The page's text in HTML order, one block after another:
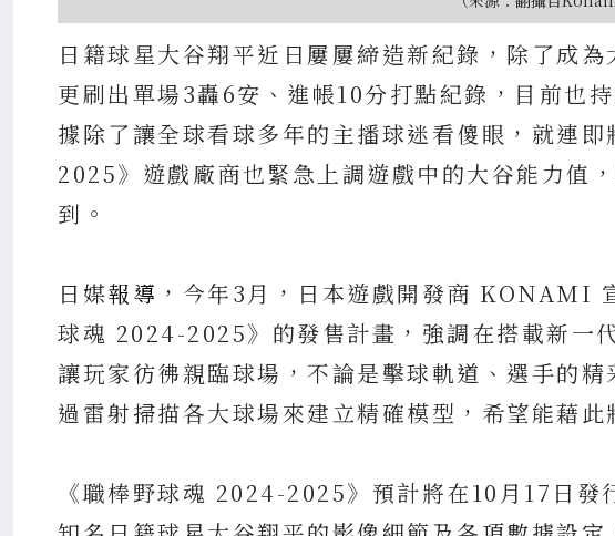
日籍球星大谷翔平近日屢屢締造新紀錄，除了成
更刷出單場3轟6安、進帳10分打點紀錄，目前也
據除了讓全球看球多年的主播球迷看傻眼，就連
2025》遊戲廠商也緊急上調遊戲中的大谷能力值
到。
日媒報導 ，今年3月，日本遊戲開發商 KONAMI
球魂 2024-2025》的發售計畫，強調在搭載新
讓玩家彷彿親臨球場，不論是擊球軌道、選手的
過雷射掃描各大球場來建立精確模型，希望能藉此
《職棒野球魂 2024-2025》預計將在10月17日